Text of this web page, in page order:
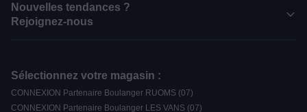
Nouvelles tendances ?
Rejoignez-nous
Sélectionnez votre magasin :
CONNEXION Partenaire Boulanger RUOMS (07)
CONNEXION Partenaire Boulanger LES VANS (07)